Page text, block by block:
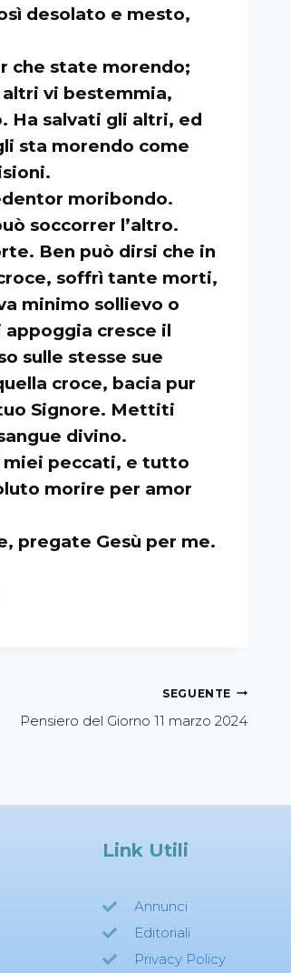
desolato e mesto,
che state morendo;
vi bestemmia,
Ha salvati gli altri, ed
sta morendo come
moribondo.
soccorrer l’altro.
Ben può dirsi che in
soffrì tante morti,
minimo sollievo o
appoggia cresce il
sulle stesse sue
croce, bacia pur
Signore. Mettiti
divino.
miei peccati, e tutto
morire per amor
pregate Gesù per me.
SEGUENTE
Pensiero del Giorno 11 marzo 2024
Link Utili
Annunci
Editoriali
Privacy Policy